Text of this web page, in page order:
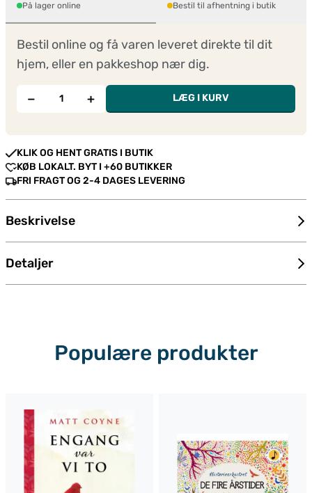
På lager online Bestil til afhentning i butik
Bestil online og få varen leveret direkte til dit
hjem, eller en pakkeshop nær dig.
− + LÆG I KURV
KLIK OG HENT GRATIS I BUTIK
KØB LOKALT. BYT I +60 BUTIKKER
FRI FRAGT OG 2-4 DAGES LEVERING
Beskrivelse
Detaljer
Populære produkter